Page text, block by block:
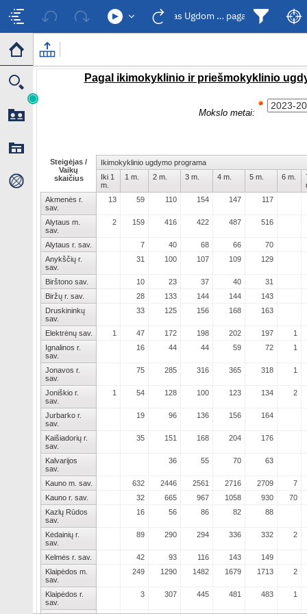
Ikimokyklinis ugdymas Ugdom … pagal amžių ir